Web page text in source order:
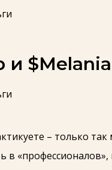
и
– только
в